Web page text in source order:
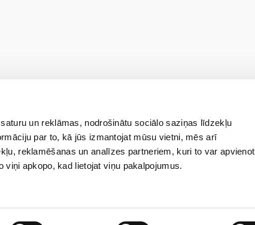
un reklāmas, nodrošinātu sociālo saziņas līdzekļu
par to, kā jūs izmantojat mūsu vietni, mēs arī
reklamēšanas un analīzes partneriem, kuri to var apvienot
apkopo, kad lietojat viņu pakalpojumus.